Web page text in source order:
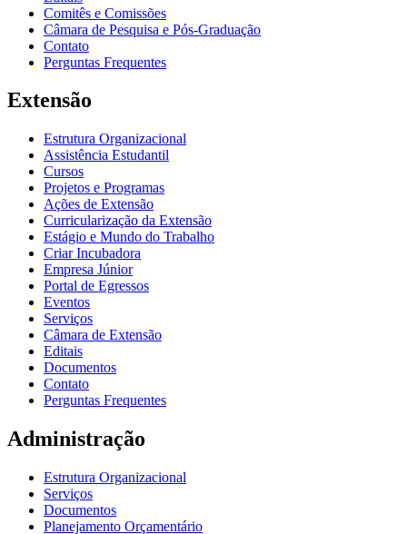
Comitês e Comissões
Câmara de Pesquisa e Pós-Graduação
Contato
Perguntas Frequentes
Extensão
Estrutura Organizacional
Assistência Estudantil
Cursos
Projetos e Programas
Ações de Extensão
Curricularização da Extensão
Estágio e Mundo do Trabalho
Criar Incubadora
Empresa Júnior
Portal de Egressos
Eventos
Serviços
Câmara de Extensão
Editais
Documentos
Contato
Perguntas Frequentes
Administração
Estrutura Organizacional
Serviços
Documentos
Planejamento Orçamentário